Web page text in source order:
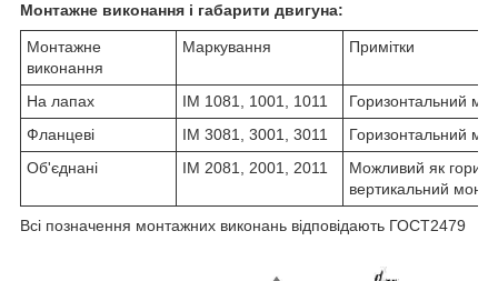
Монтажне виконання і габарити двигуна:
Монтажне
виконання
Маркування Примітки
На лапах IM 1081, 1001, 1011
Горизонтальний
Фланцеві
IM 3081, 3001, 3011
Горизонтальний
Об'єднані
IM 2081, 2001, 2011
Можливий як
вертикальний
Всі позначення монтажних виконань відповідають ГОСТ2479